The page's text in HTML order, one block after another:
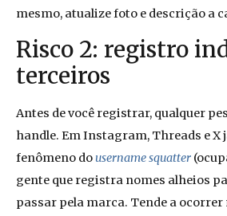
mesmo, atualize foto e descrição a
Risco 2: registro
terceiros
Antes de você registrar, qualquer
handle. Em Instagram, Threads e X
fenômeno do username squatter
gente que registra nomes alheios
passar pela marca. Tende a ocorrer